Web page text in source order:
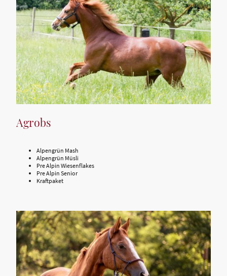
Agrobs
Alpengrün Mash
Alpengrün Müsli
Pre Alpin Wiesenflakes
Pre Alpin Senior
Kraftpaket